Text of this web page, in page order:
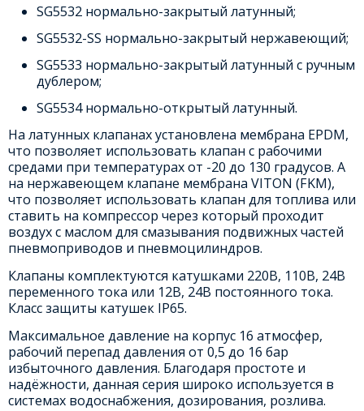
SG5532 нормально-закрытый латунный;
SG5532-SS нормально-закрытый нержавеющий;
SG5533 нормально-закрытый латунный с ручным
дублером;
SG5534 нормально-открытый латунный.
На латунных клапанах установлена мембрана EPDM,
что позволяет использовать клапан с рабочими
средами при температурах от -20 до 130 градусов. А
на нержавеющем клапане мембрана VITON (FKM),
что позволяет использовать клапан для топлива или
ставить на компрессор через который проходит
воздух с маслом для смазывания подвижных частей
пневмоприводов и пневмоцилиндров.
Клапаны комплектуются катушками 220В, 110В, 24В
переменного тока или 12В, 24В постоянного тока.
Класс защиты катушек IP65.
Максимальное давление на корпус 16 атмосфер,
рабочий перепад давления от 0,5 до 16 бар
избыточного давления. Благодаря простоте и
надёжности, данная серия широко используется в
системах водоснабжения, дозирования, розлива.